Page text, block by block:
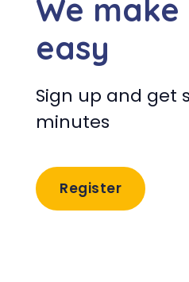
We
easy
Sign up and get
minutes
Register